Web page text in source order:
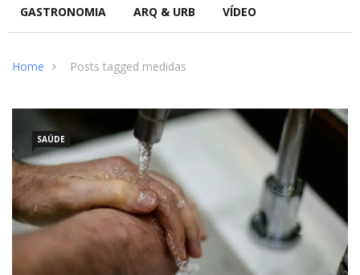
GASTRONOMIA ARQ & URB VÍDEO
Home Posts tagged medidas
SAÚDE